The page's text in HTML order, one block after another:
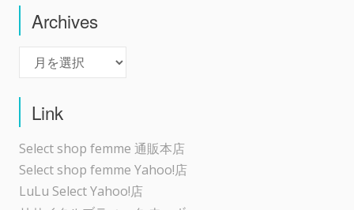
Archives
Link
Select shop femme 通販本店
Select shop femme Yahoo!店
LuLu Select Yahoo!店